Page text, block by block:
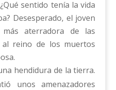
sentido tenía la vida
Desesperado, el joven
aterradora de las
al reino de los muertos
hendidura de la tierra.
unos amenazadores